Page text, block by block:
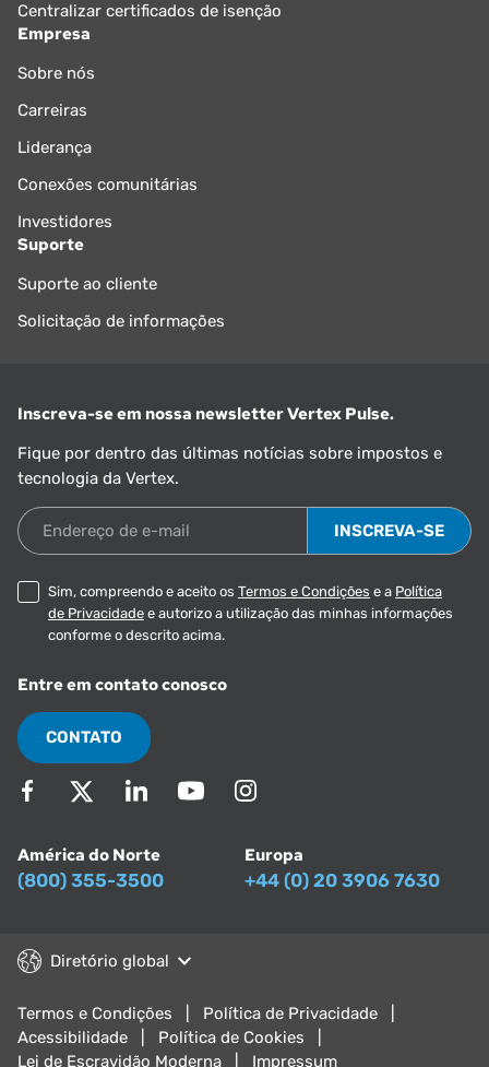
Centralizar certificados de isenção
Empresa
Sobre nós
Carreiras
Liderança
Conexões comunitárias
Investidores
Suporte
Suporte ao cliente
Solicitação de informações
Inscreva-se em nossa newsletter Vertex Pulse.
Fique por dentro das últimas notícias sobre impostos e
tecnologia da Vertex.
Endereço de e-mail
Sim, compreendo e aceito os Termos e Condições e a Política
de Privacidade e autorizo a utilização das minhas informações
conforme o descrito acima.
Entre em contato conosco
CONTATO
América do Norte
(800) 355-3500
Europa
+44 (0) 20 3906 7630
Diretório global
Termos e Condições
Política de Privacidade
Acessibilidade
Política de Cookies
Lei de Escravidão Moderna
Impressum